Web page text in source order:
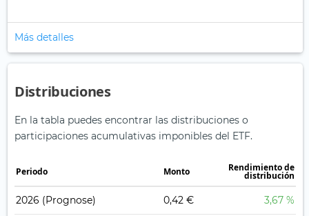
Más detalles
Distribuciones
En la tabla puedes encontrar las distribuciones o
participaciones acumulativas imponibles del ETF.
Periodo Monto Rendimiento de
distribución
2026 (Prognose) 0,42 € 3,67 %